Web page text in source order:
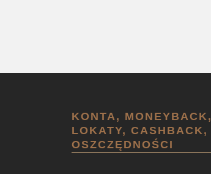
KONTA, MONEYBACK,
LOKATY, CASHBACK,
OSZCZĘDNOŚCI